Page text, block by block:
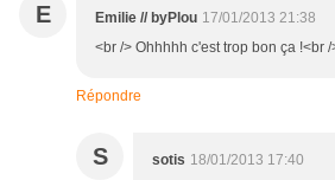
E Emilie // byPlou 17/01/2013 21:38
<br /> Ohhhhh c'est trop bon ça !<br /
Répondre
S sotis 18/01/2013 17:40